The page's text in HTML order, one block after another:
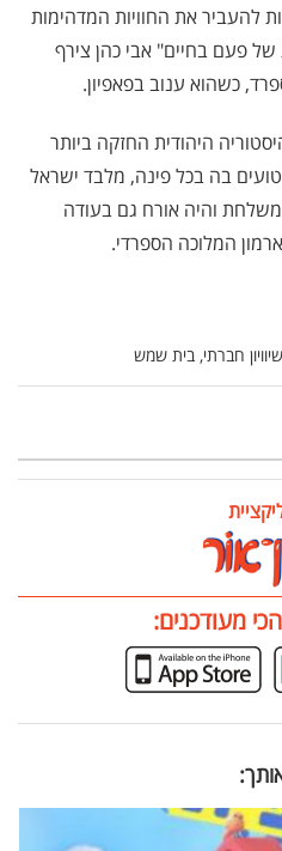
להעביר את החוויות המדהימות
פעם בחיים" אבי כהן צירף
כשהוא ענוב בפאפיון.
היהודית החזקה ביותר
בה בכל פינה, מלבד ישראל
והיה אורח גם בעודה
המלוכה הספרדי.
חברתי, בית שמש
מעודכנים: